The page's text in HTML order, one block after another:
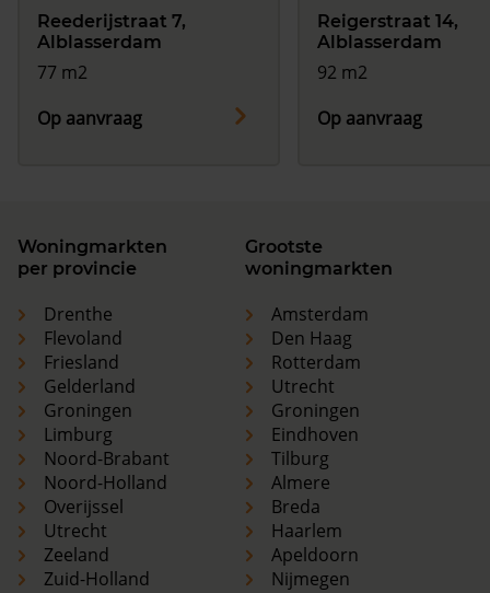
Reederijstraat 7,
Alblasserdam
77 m2
Op aanvraag
Reigerstraat 14,
Alblasserdam
92 m2
Op aanvraag
Woningmarkten
per provincie
Drenthe
Flevoland
Friesland
Gelderland
Groningen
Limburg
Noord-Brabant
Noord-Holland
Overijssel
Utrecht
Zeeland
Zuid-Holland
Grootste
woningmarkten
Amsterdam
Den Haag
Rotterdam
Utrecht
Groningen
Eindhoven
Tilburg
Almere
Breda
Haarlem
Apeldoorn
Nijmegen